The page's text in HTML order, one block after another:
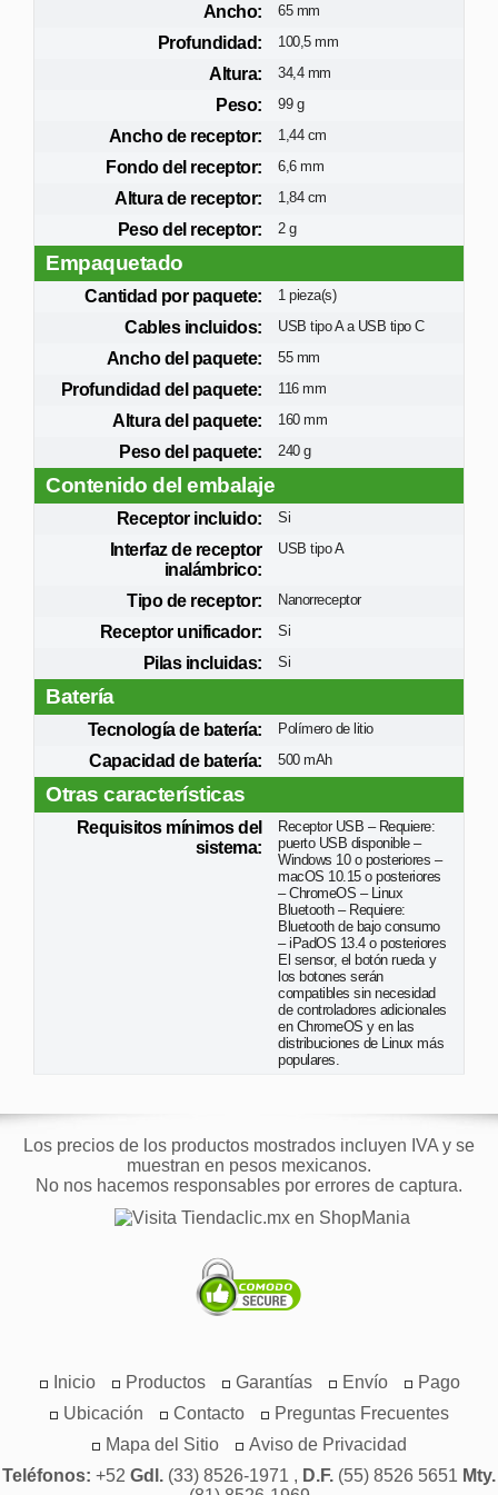
Ancho: 65 mm
Profundidad: 100,5 mm
Altura: 34,4 mm
Peso: 99 g
Ancho de receptor: 1,44 cm
Fondo del receptor: 6,6 mm
Altura de receptor: 1,84 cm
Peso del receptor: 2 g
Empaquetado
Cantidad por paquete: 1 pieza(s)
Cables incluidos: USB tipo A a USB tipo C
Ancho del paquete: 55 mm
Profundidad del paquete: 116 mm
Altura del paquete: 160 mm
Peso del paquete: 240 g
Contenido del embalaje
Receptor incluido: Si
Interfaz de receptor
inalámbrico:
USB tipo A
Tipo de receptor: Nanorreceptor
Receptor unificador: Si
Pilas incluidas: Si
Batería
Tecnología de batería: Polímero de litio
Capacidad de batería: 500 mAh
Otras características
Requisitos mínimos del
sistema:
Receptor USB – Requiere:
puerto USB disponible –
Windows 10 o posteriores –
macOS 10.15 o posteriores
– ChromeOS – Linux
Bluetooth – Requiere:
Bluetooth de bajo consumo
– iPadOS 13.4 o posteriores
El sensor, el botón rueda y
los botones serán
compatibles sin necesidad
de controladores adicionales
en ChromeOS y en las
distribuciones de Linux más
populares.
Los precios de los productos mostrados incluyen IVA y se
muestran en pesos mexicanos.
No nos hacemos responsables por errores de captura.
Inicio Productos Garantías Envío
Pago
Ubicación
Contacto
Preguntas Frecuentes
Mapa del Sitio
Aviso de Privacidad
Teléfonos: +52 Gdl. (33) 8526-1971 , D.F. (55) 8526 5651 Mty.